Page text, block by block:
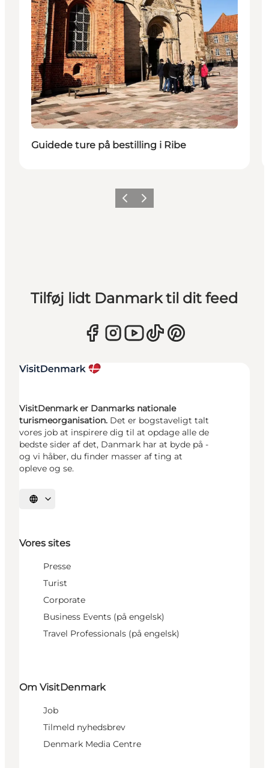
Guidede ture på bestilling i Ribe
ForrigeNæste
Tilføj lidt Danmark til dit feed
VisitDenmark er Danmarks nationale
turismeorganisation. Det er bogstaveligt talt
vores job at inspirere dig til at opdage alle de
bedste sider af det, Danmark har at byde på -
og vi håber, du finder masser af ting at
opleve og se.
Vælg sprog
Vores sites
Presse
Turist
Corporate
Business Events (på engelsk)
Travel Professionals (på engelsk)
Om VisitDenmark
Job
Tilmeld nyhedsbrev
Denmark Media Centre